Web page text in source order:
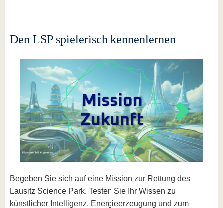
Den LSP spielerisch kennenlernen
Begeben Sie sich auf eine Mission zur Rettung des
Lausitz Science Park. Testen Sie Ihr Wissen zu
künstlicher Intelligenz, Energieerzeugung und zum